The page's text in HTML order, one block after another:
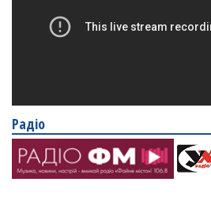
Радіо